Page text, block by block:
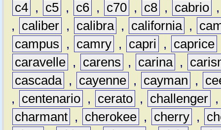
c4 , c5 , c6 , c70 , c8 , cabrio
,
caliber , calibra , california ,
campus
, camry , capri , caprice
caravelle , carens , carina ,
cascada , cayenne , cayman ,
,
centenario , cerato , challenger
charmant , cherokee , cherry ,